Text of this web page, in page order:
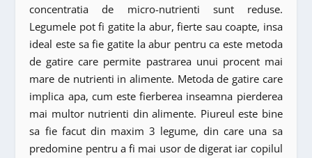
concentratia de micro-nutrienti sunt reduse.
Legumele pot fi gatite la abur, fierte sau coapte, insa
ideal este sa fie gatite la abur pentru ca este metoda
de gatire care permite pastrarea unui procent mai
mare de nutrienti in alimente. Metoda de gatire care
implica apa, cum este fierberea inseamna pierderea
mai multor nutrienti din alimente. Piureul este bine
sa fie facut din maxim 3 legume, din care una sa
predomine pentru a fi mai usor de digerat iar copilul